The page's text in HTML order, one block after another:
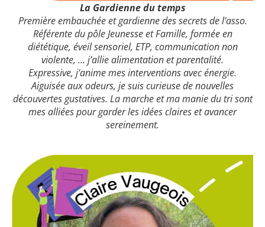
La Gardienne du temps
Première embauchée et gardienne des secrets de l’asso.
Référente du pôle Jeunesse et Famille, formée en
diététique, éveil sensoriel, ETP, communication non
violente, … j’allie alimentation et parentalité.
Expressive, j’anime mes interventions avec énergie.
Aiguisée aux odeurs, je suis curieuse de nouvelles
découvertes gustatives. La marche et ma manie du tri sont
mes alliées pour garder les idées claires et avancer
sereinement.